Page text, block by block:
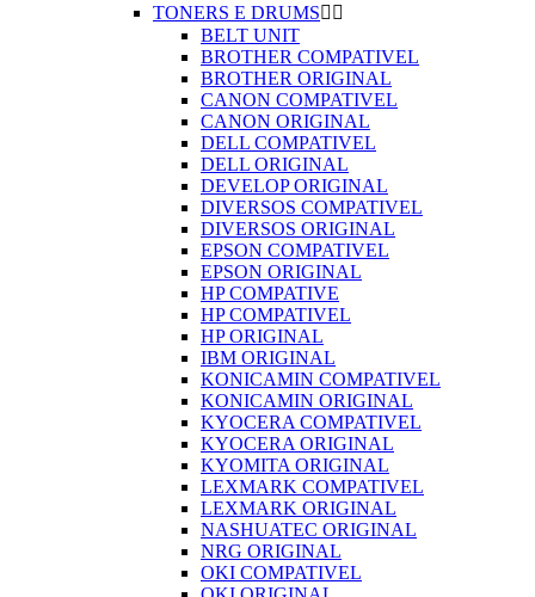
TONERS E DRUMS 
BELT UNIT
BROTHER COMPATIVEL
BROTHER ORIGINAL
CANON COMPATIVEL
CANON ORIGINAL
DELL COMPATIVEL
DELL ORIGINAL
DEVELOP ORIGINAL
DIVERSOS COMPATIVEL
DIVERSOS ORIGINAL
EPSON COMPATIVEL
EPSON ORIGINAL
HP COMPATIVE
HP COMPATIVEL
HP ORIGINAL
IBM ORIGINAL
KONICAMIN COMPATIVEL
KONICAMIN ORIGINAL
KYOCERA COMPATIVEL
KYOCERA ORIGINAL
KYOMITA ORIGINAL
LEXMARK COMPATIVEL
LEXMARK ORIGINAL
NASHUATEC ORIGINAL
NRG ORIGINAL
OKI COMPATIVEL